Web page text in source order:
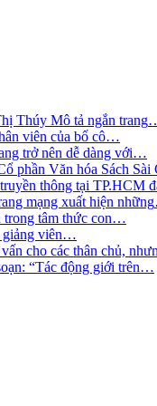
Thúy Mô tả ngắn trang
viên của bố cô…
trở nên dễ dàng với…
phần Văn hóa Sách Sài
thông tại TP.HCM
mạng xuất hiện những
tâm thức con…
viên…
cho các thân chủ,
“Tác động giới trên…